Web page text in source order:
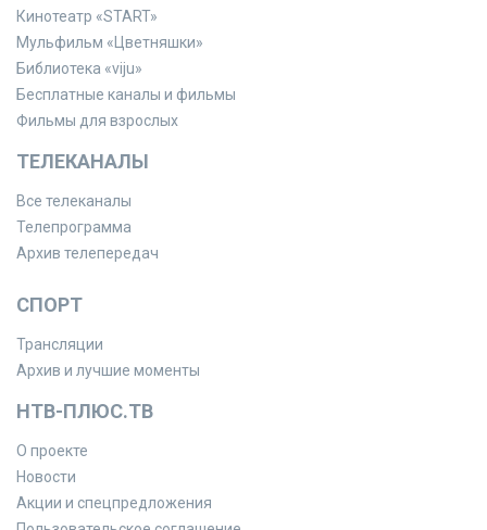
Кинотеатр «START»
Мульфильм «Цветняшки»
Библиотека «viju»
Бесплатные каналы и фильмы
Фильмы для взрослых
ТЕЛЕКАНАЛЫ
Все телеканалы
Телепрограмма
Архив телепередач
СПОРТ
Трансляции
Архив и лучшие моменты
НТВ-ПЛЮС.ТВ
О проекте
Новости
Акции и спецпредложения